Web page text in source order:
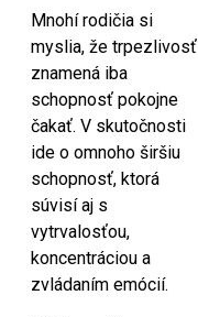
Mnohí rodičia si
myslia, že trpezlivosť
znamená iba
schopnosť pokojne
čakať. V skutočnosti
ide o omnoho širšiu
schopnosť, ktorá
súvisí aj s
vytrvalosťou,
koncentráciou a
zvládaním emócií.